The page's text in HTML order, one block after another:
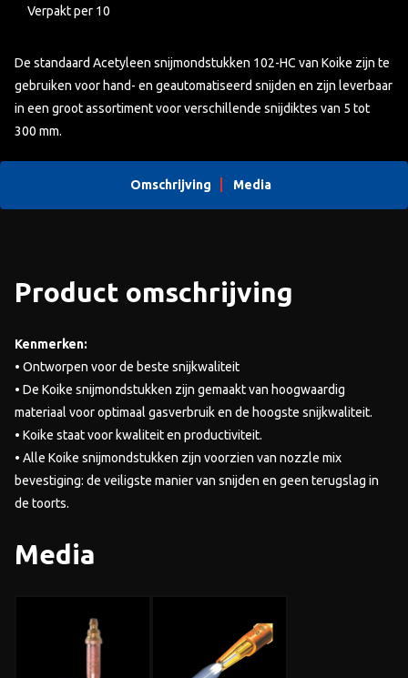
Verpakt per 10
De standaard Acetyleen snijmondstukken 102-HC van Koike zijn te
gebruiken voor hand- en geautomatiseerd snijden en zijn leverbaar
in een groot assortiment voor verschillende snijdiktes van 5 tot
300 mm.
Omschrijving Media
Product omschrijving
Kenmerken:
• Ontworpen voor de beste snijkwaliteit
• De Koike snijmondstukken zijn gemaakt van hoogwaardig
materiaal voor optimaal gasverbruik en de hoogste snijkwaliteit.
• Koike staat voor kwaliteit en productiviteit.
• Alle Koike snijmondstukken zijn voorzien van nozzle mix
bevestiging: de veiligste manier van snijden en geen terugslag in
de toorts.
Media